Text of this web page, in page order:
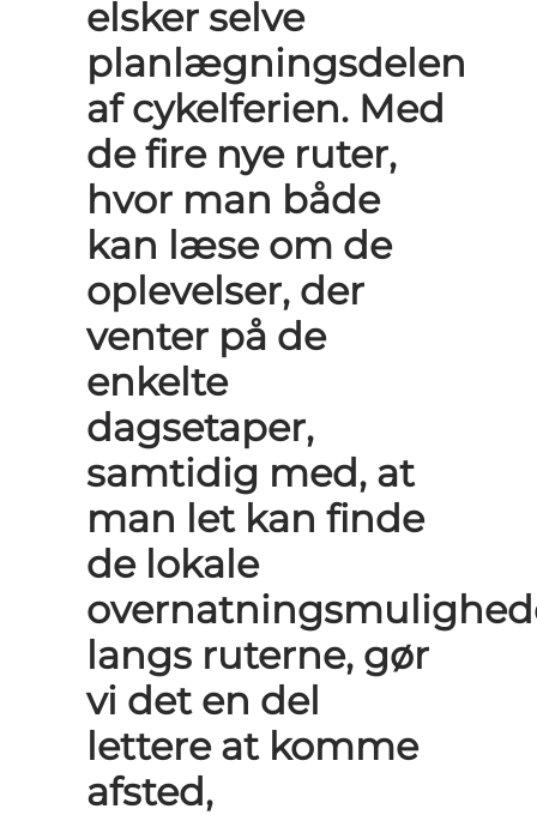
elsker selve
planlægningsdelen
af cykelferien. Med
de fire nye ruter,
hvor man både
kan læse om de
oplevelser, der
venter på de
enkelte
dagsetaper,
samtidig med, at
man let kan finde
de lokale
langs ruterne, gør
vi det en del
lettere at komme
afsted,